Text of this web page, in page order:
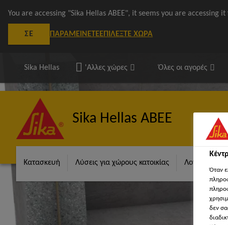
You are accessing "Sika Hellas ΑΒΕΕ", it seems you are accessing
ΣΕ ΠΑΡΑΜΕΊΝΕΤΕΕΠΙΛΈΞΤΕ ΧΏΡΑ
Sika Hellas 'Αλλες χώρες Όλες οι αγορές
Sika Hellas ΑΒΕΕ
Κατασκευή Λύσεις για χώρους κατοικίας Λογισμικά
Όταν
δεν